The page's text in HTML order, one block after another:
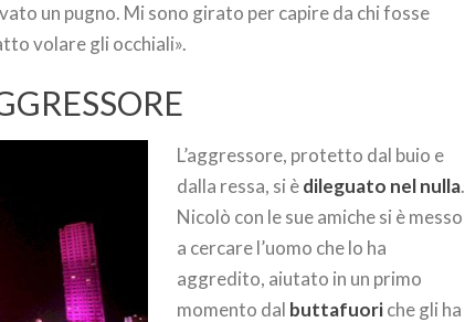
un pugno. Mi sono girato per capire da chi fosse
volare gli occhiali».
L’aggressore, protetto dal buio e
dalla ressa, si èdileguato nel nulla.
Nicolò con le sue amiche si è messo
a cercare l’uomo che lo ha
aggredito, aiutato in un primo
momento dal buttafuoriche gli ha